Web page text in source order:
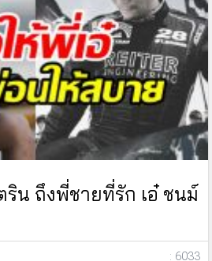
ริน ถึงพี่ชายที่รัก เอ๋ ชนม์
: 6033